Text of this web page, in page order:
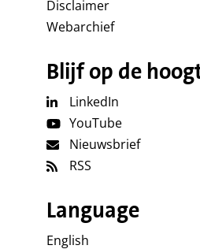
Disclaimer
Webarchief
Blijf op de
LinkedIn
YouTube
Nieuwsbrief
RSS
Language
English